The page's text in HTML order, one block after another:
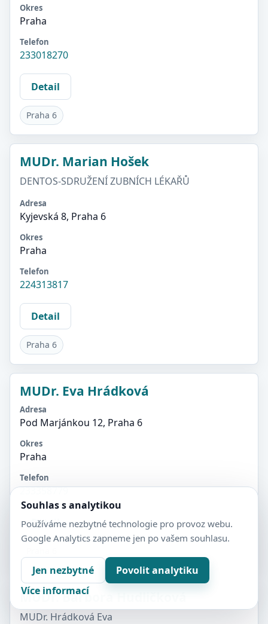
Okres
Praha
Telefon
233018270
Detail
Praha 6
MUDr. Marian Hošek
DENTOS-SDRUŽENÍ ZUBNÍCH LÉKAŘŮ
Adresa
Kyjevská 8, Praha 6
Okres
Praha
Telefon
224313817
Detail
Praha 6
MUDr. Eva Hrádková
Adresa
Pod Marjánkou 12, Praha 6
Okres
Praha
Telefon
233358779
Detail
MUDr. Barbora Hudličková
MUDr. Hrádková Eva
Souhlas s analytikou
Používáme nezbytné technologie pro provoz webu.
Google Analytics zapneme jen po vašem souhlasu.
Jen nezbytné
Povolit analytiku
Více informací